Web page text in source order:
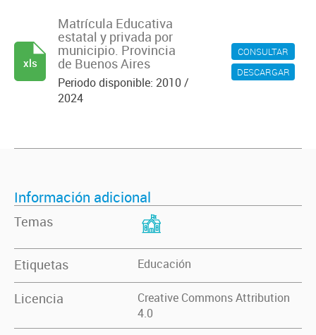
CONSULTAR
DESCARGAR
Matrícula Educativa
estatal y privada por
municipio. Provincia
de Buenos Aires
Periodo disponible: 2010 /
2024
xls
Información adicional
Temas
Etiquetas Educación
Licencia
Creative Commons Attribution
4.0